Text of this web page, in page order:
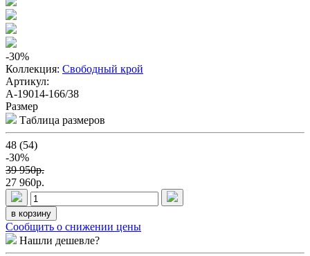
-30%
Коллекция: Свободный крой
Артикул:
A-19014-166/38
Размер
Таблица размеров
48 (54)
-30%
39 950p.
27 960p.
в корзину
Сообщить о снижении цены
Нашли дешевле?